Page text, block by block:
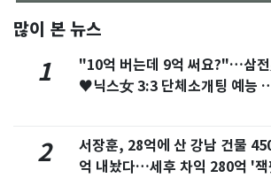
많이 본 뉴스
1
"10억 버는데 9억 써요?"…삼
♥닉스女 3:3 단체소개팅 예능
2
서장훈, 28억에 산 강남 건물
억 내놨다…세후 차익 280억 '